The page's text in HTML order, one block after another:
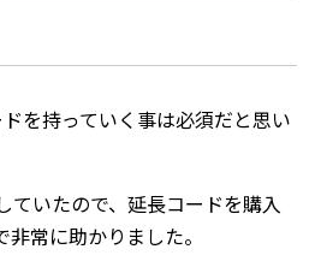
を持っていく事は必須だと思い
ていたので、延長コードを購入
常に助かりました。